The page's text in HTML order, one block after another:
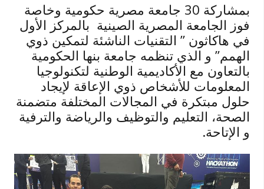
بمشاركة 30 جامعة مصرية حكومية وخاصة
فوز الجامعة المصرية الصينية بالمركز الأول
في هاكاثون ” التقنيات الناشئة لتمكين ذوي
الهمم” و الذي تنظمه جامعة بنها الحكومية
بالتعاون مع الأكاديمية الوطنية لتكنولوجيا
المعلومات للأشخاص ذوي الإعاقة لإيجاد
حلول مبتكرة في المجالات المختلفة متضمنة
الصحة، التعليم والتوظيف والرياضة والترفية
و الإتاحة.